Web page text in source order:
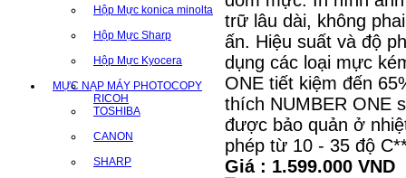
Hộp Mực konica minolta
Hộp Mực Sharp
Hộp Mực Kyocera
MỰC NẠP MÁY PHOTOCOPY
RICOH
TOSHIBA
CANON
SHARP
trữ lâu dài, không
ấn. Hiệu suất và độ
dụng các loại mực
ONE tiết kiệm đến
thích NUMBER ONE
được bảo quản ở
phép từ 10 - 35 độ
Giá : 1.599.000 VND